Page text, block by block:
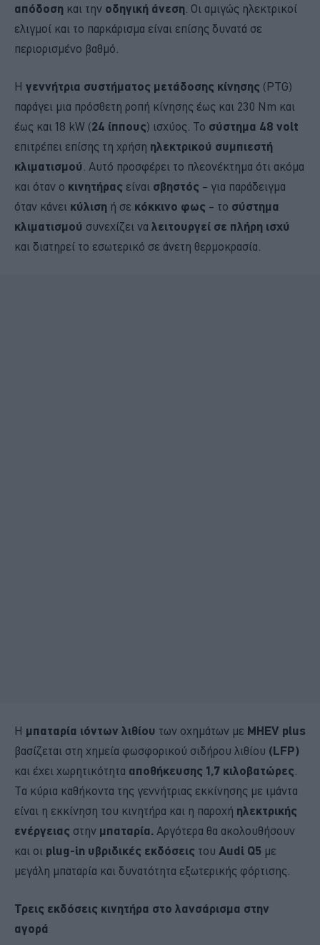
απόδοση και την οδηγική άνεση . Οι αμιγώς ηλεκτρικοί
ελιγμοί και το παρκάρισμα είναι επίσης δυνατά σε
περιορισμένο βαθμό.
Η γεννήτρια συστήματος μετάδοσης κίνησης (PTG)
παράγει μια πρόσθετη ροπή κίνησης έως και 230 Nm και
έως και 18 kW (24 ίππους) ισχύος. Το σύστημα 48 volt
επιτρέπει επίσης τη χρήση ηλεκτρικού συμπιεστή
κλιματισμού . Αυτό προσφέρει το πλεονέκτημα ότι ακόμα
και όταν ο κινητήρας είναι σβηστός – για παράδειγμα
όταν κάνει κύλιση ή σε κόκκινο φως – το σύστημα
κλιματισμού συνεχίζει να λειτουργεί σε πλήρη ισχύ
και διατηρεί το εσωτερικό σε άνετη θερμοκρασία.
Η μπαταρία ιόντων λιθίου των οχημάτων με MHEV plus
βασίζεται στη χημεία φωσφορικού σιδήρου λιθίου (LFP)
και έχει χωρητικότητα αποθήκευσης 1,7 κιλοβατώρες
Τα κύρια καθήκοντα της γεννήτριας εκκίνησης με ιμάντα
είναι η εκκίνηση του κινητήρα και η παροχή ηλεκτρικής
ενέργειας στην μπαταρία. Αργότερα θα ακολουθήσουν
και οι plug-in υβριδικές εκδόσεις του Audi Q5 με
μεγάλη μπαταρία και δυνατότητα εξωτερικής φόρτισης.
Τρεις εκδόσεις κινητήρα στο λανσάρισμα στην
αγορά